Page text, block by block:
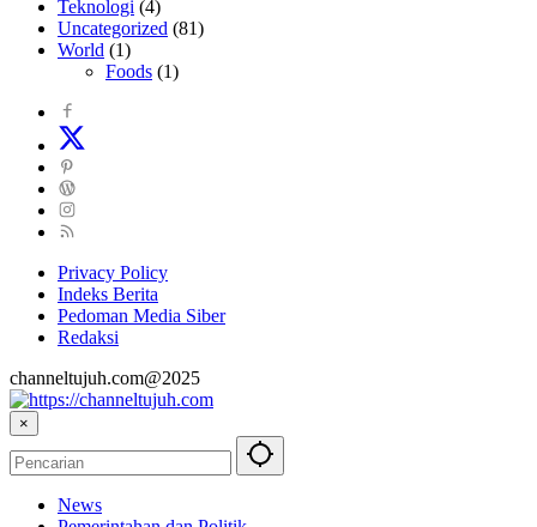
Teknologi (4)
Uncategorized (81)
World (1)
Foods (1)
Privacy Policy
Indeks Berita
Pedoman Media Siber
Redaksi
channeltujuh.com@2025
×
News